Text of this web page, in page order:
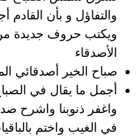
والتفاؤل و بأن
ويكتب حروف جديدة
الأصدقاء
صباح الخير أصدقائي
أجمل ما يقال في
واغفر ذنوبنا واشرح
في الغيب واختم